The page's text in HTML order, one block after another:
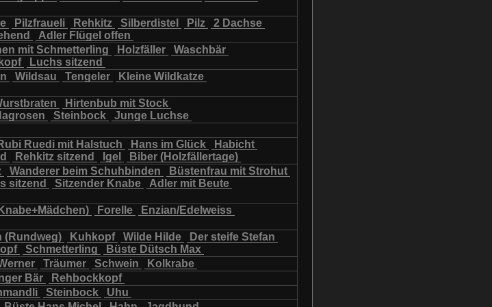
Pilzfraueli Rehkitz Silberdistel Pilz
2 Dachse
Adler Flügel offen
mit Schmetterling Holzfäller
Waschbär
Luchs sitzend
Wildsau Tengeler
Kleine Wildkatze
Hirtenbub mit Stock
Steinbock
Junge Luchse
Ruedi mit Halstuch Hans im Glück
Habicht
Rehkitz sitzend Igel
Biber (Holzfällertage)
Wanderer beim Schuhbinden
Büstenfrau mit Strohut
sitzend Sitzender Knabe
Adler mit Beute
Forelle
Enzian/Edelweiss
(Rundweg) Kuhkopf Wilde Hilde
Der steife Stefan
Schmetterling
Büste Dütsch Max
Träumer Schwein
Kolkrabe
Bär
Rehbockkopf
Steinbock
Uhu